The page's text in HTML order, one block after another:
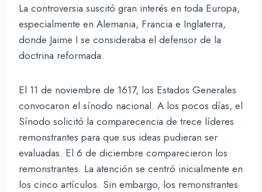
La controversia suscitó gran interés en toda Europa,
especialmente en Alemania, Francia e Inglaterra,
donde Jaime I se consideraba el defensor de la
doctrina reformada.
El 11 de noviembre de 1617, los Estados Generales
convocaron el sínodo nacional. A los pocos días, el
Sínodo solicitó la comparecencia de trece líderes
remonstrantes para que sus ideas pudieran ser
evaluadas. El 6 de diciembre comparecieron los
remonstrantes. La atención se centró inicialmente en
los cinco artículos. Sin embargo, los remonstrantes